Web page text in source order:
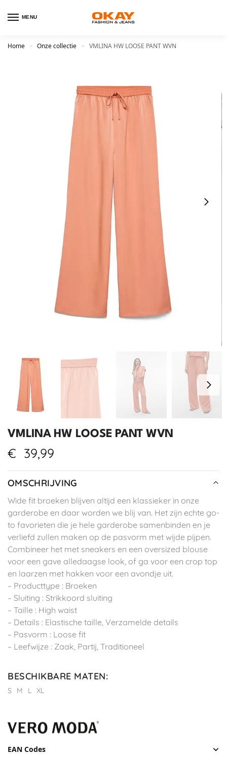
MENU
Home > Onze collectie > VMLINA HW LOOSE PANT WVN
VMLINA HW LOOSE PANT WVN
€ 39,99
OMSCHRIJVING
Wide fit broeken blijven altijd een klassieker in onze
garderobe en daar worden we blij van. Het zijn echte go-
to favorieten die je hele garderobe samenbinden en je
verliefd zullen maken op de pasvorm met wijde pijpen.
Combineer het met sneakers en een oversized blouse
voor een gave alledaagse look, of ga voor een crop top
en laarzen met hakken voor een avondje uit.
– Producttype : Broeken
– Sluiting : Strikkoord sluiting
– Taille : High waist
– Details : Elastische taille, Verzamelde details
– Pasvorm : Loose fit
– Leefwijze : Zaak, Partij, Traditioneel
BESCHIKBARE MATEN:
S M L XL
EAN Codes